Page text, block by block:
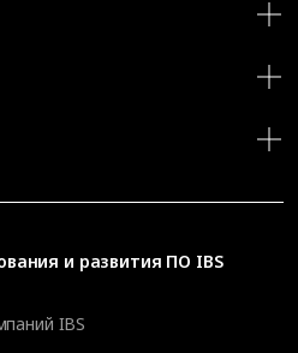
и развития ПО IBS
IBS